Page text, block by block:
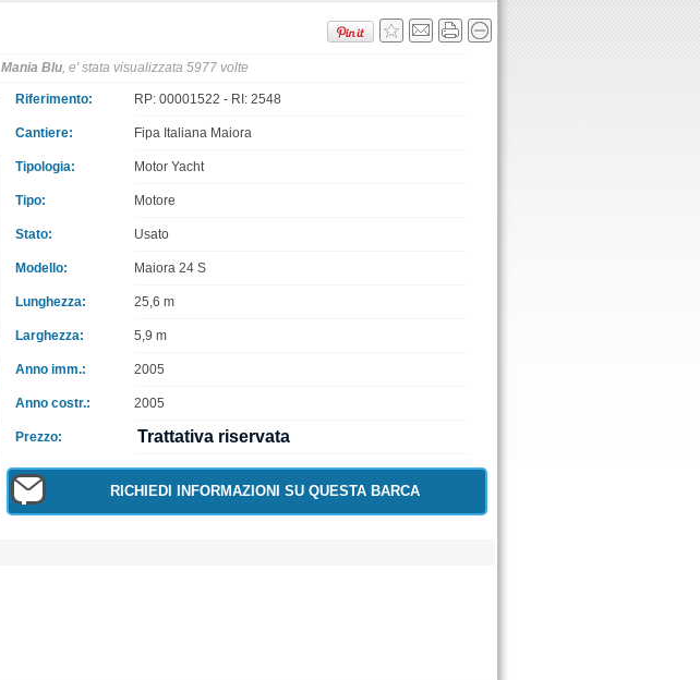
Mania Blu, e' stata visualizzata 5977 volte
Riferimento: RP: 00001522 - RI: 2548
Cantiere: Fipa Italiana Maiora
Tipologia: Motor Yacht
Tipo: Motore
Stato: Usato
Modello: Maiora 24 S
Lunghezza: 25,6 m
Larghezza: 5,9 m
Anno imm.: 2005
Anno costr.: 2005
Prezzo: Trattativa riservata
RICHIEDI INFORMAZIONI SU QUESTA BARCA